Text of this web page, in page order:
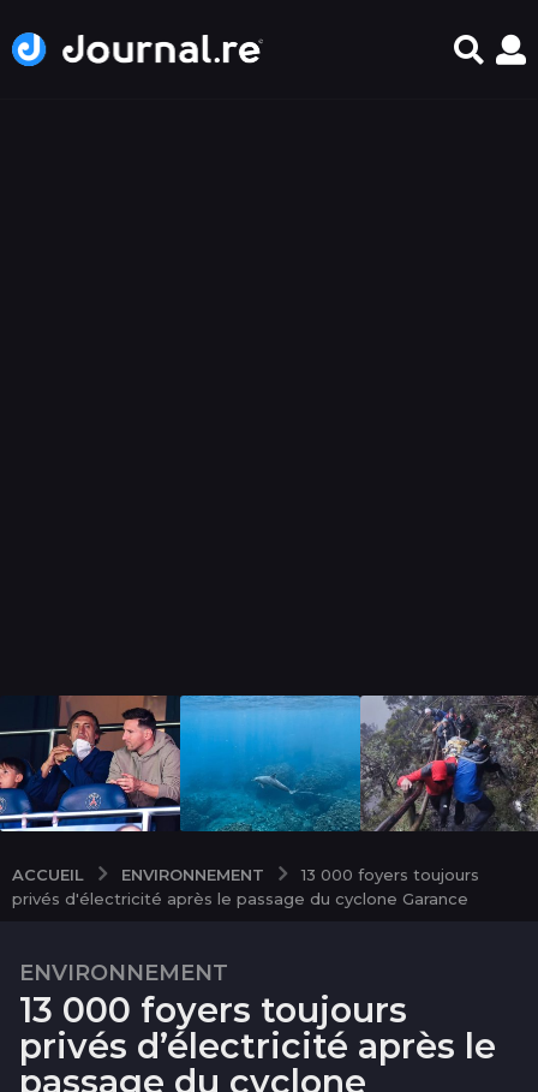
ACCUEIL ENVIRONNEMENT
13 000 foyers toujours
privés d'électricité après le passage du cyclone Garance
1
a
1
ENVIRONNEMENT
13 000 foyers toujours
privés d’électricité après le
passage du cyclone